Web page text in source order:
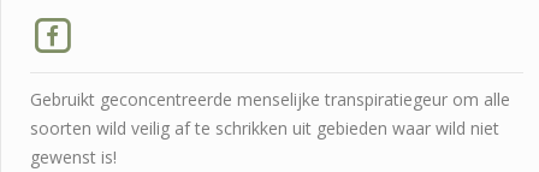
Gebruikt geconcentreerde menselijke transpiratiegeur om alle
soorten wild veilig af te schrikken uit gebieden waar wild niet
gewenst is!